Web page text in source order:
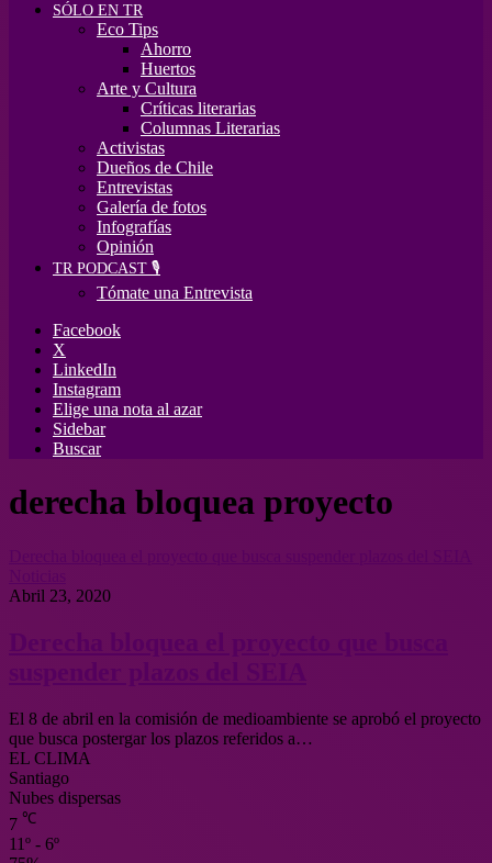
SÓLO EN TR
Eco Tips
Ahorro
Huertos
Arte y Cultura
Críticas literarias
Columnas Literarias
Activistas
Dueños de Chile
Entrevistas
Galería de fotos
Infografías
Opinión
TR PODCAST 🎙️
Tómate una Entrevista
Facebook
X
LinkedIn
Instagram
Elige una nota al azar
Sidebar
Buscar
derecha bloquea proyecto
Abril 23, 2020
El 8 de abril en la comisión de medioambiente se aprobó el proyecto
que busca postergar los plazos referidos a…
EL CLIMA
Santiago
Nubes dispersas
7 ℃
11º - 6º